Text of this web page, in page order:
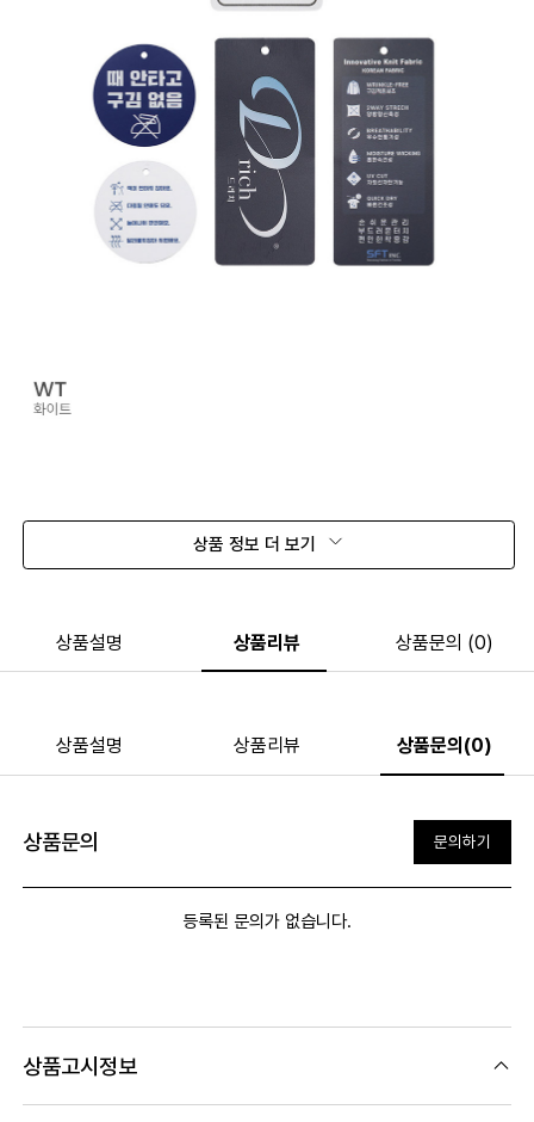
상품 정보 더 보기
상품설명 상품리뷰 상품문의 (0)
상품설명 상품리뷰 상품문의(0)
상품문의 문의하기
등록된 문의가 없습니다.
상품고시정보